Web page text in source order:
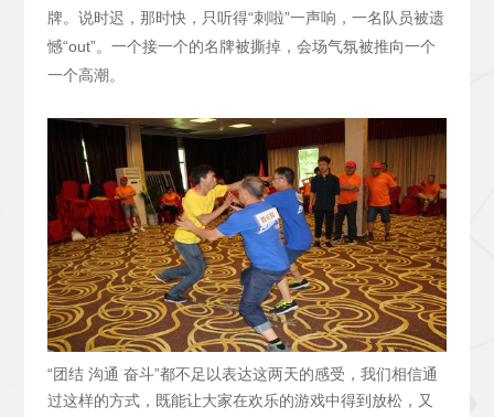
牌。说时迟，那时快，只听得“刺啦”一声响，一名队员被遗
憾“out”。一个接一个的名牌被撕掉，会场气氛被推向一个
一个高潮。
“团结 沟通 奋斗”都不足以表达这两天的感受，我们相信通
过这样的方式，既能让大家在欢乐的游戏中得到放松，又